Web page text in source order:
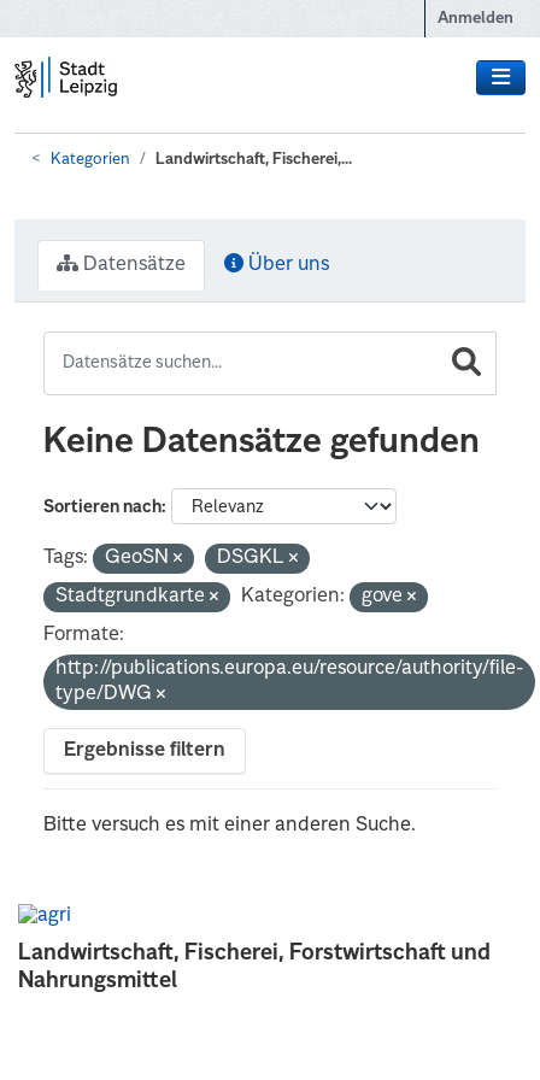
Anmelden
Kategorien Landwirtschaft, Fischerei,...
Landwirtschaft, Fischerei, Forstwirtschaft und
Nahrungsmittel
Datensätze Über uns
Keine Datensätze gefunden
Sortieren nach
Tags: GeoSN
DSGKL
Stadtgrundkarte
Kategorien:
gove
Formate:
http://publications.europa.eu/resource/authority/file-
type/DWG
Ergebnisse filtern
Bitte versuch es mit einer anderen Suche.